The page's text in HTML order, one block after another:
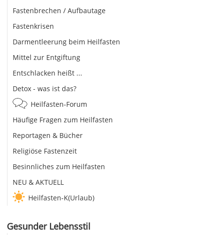
Fastenbrechen / Aufbautage
Fastenkrisen
Darmentleerung beim Heilfasten
Mittel zur Entgiftung
Entschlacken heißt ...
Detox - was ist das?
Heilfasten-Forum
Häufige Fragen zum Heilfasten
Reportagen & Bücher
Religiöse Fastenzeit
Besinnliches zum Heilfasten
NEU & AKTUELL
Heilfasten-K(Urlaub)
Gesunder Lebensstil